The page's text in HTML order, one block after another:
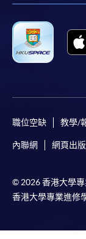
職位空缺 教學/
內聯網 網頁出
© 2026 香港大學
香港大學專業進修